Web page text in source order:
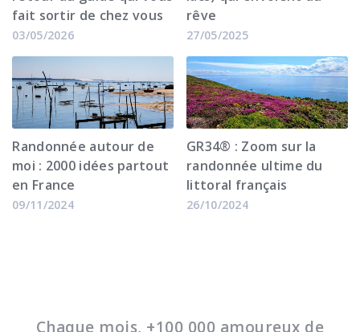
fait sortir de chez vous
03/05/2026
rêve
27/05/2025
⁠Randonnée autour de
moi : 2000 idées partout
en France
09/11/2024
GR34® : Zoom sur la
randonnée ultime du
littoral français
26/10/2024
Chaque mois, +100 000 amoureux de